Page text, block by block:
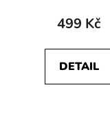
499 Kč
DETAIL